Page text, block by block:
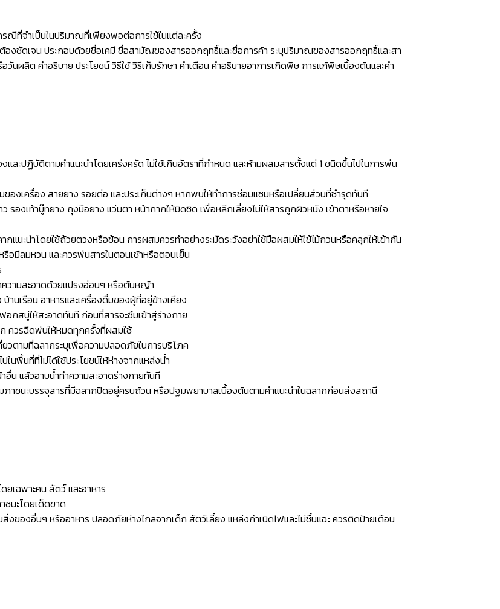
ที่จำเป็นในปริมาณที่เพียงพอต่อการใช้ในแต่ละครั้ง
งชัดเจน ประกอบด้วยชื่อเคมี ชื่อสามัญของสารออกฤทธิ์และชื่อการค้า ระบุปริมาณของสารออกฤทธิ์และสา
ผลิต คำอธิบาย ประโยชน์ วิธีใช้ วิธีเก็บรักษา คำเตือน คำอธิบายอาการเกิดพิษ การแก้พิษเบื้องต้นและคำ
และปฏิบัติตามคำแนะนำโดยเคร่งครัด ไม่ใช้เกินอัตราที่กำหนด และห้ามผสมสารตั้งแต่ 1 ชนิดขึ้นไปในการพ่น
งเครื่อง สายยาง รอยต่อ และประเก็นต่างๆ หากพบให้ทำการซ่อมแซมหรือเปลี่ยนส่วนที่ชำรุดทันที
รองเท้าบู๊ทยาง ถุงมือยาง แว่นตา หน้ากากให้มิดชิด เพื่อหลีกเลี่ยงไม่ให้สารถูกผิวหนัง เข้าตาหรือหายใจ
นะนำโดยใช้ถ้วยตวงหรือช้อน การผสมควรทำอย่างระมัดระวังอย่าใช้มือผสมให้ใช้ไม้กวนหรือคลุกให้เข้ากัน
มีลมหวน และควรพ่นสารในตอนเช้าหรือตอนเย็น
วามสะอาดด้วยแปรงอ่อนๆ หรือต้นหญ้า
านเรือน อาหารและเครื่องดื่มของผู้ที่อยู่ข้างเคียง
กสบู่ให้สะอาดทันที ก่อนที่สารจะซึมเข้าสู่ร่างกาย
ก ควรฉีดพ่นให้หมดทุกครั้งที่ผสมใช้
วตามที่ฉลากระบุเพื่อความปลอดภัยในการบริโภค
นพื้นที่ที่ไม่ได้ใช้ประโยชน์ให้ห่างจากแหล่งน้ำ
น แล้วอาบน้ำทำความสะอาดร่างกายทันที
าชนะบรรจุสารที่มีฉลากปิดอยู่ครบถ้วน หรือปฐมพยาบาลเบื้องต้นตามคำแนะนำในฉลากก่อนส่งสถานี
เฉพาะคน สัตว์ และอาหาร
ชนะโดยเด็ดขาด
งของอื่นๆ หรืออาหาร ปลอดภัยห่างไกลจากเด็ก สัตว์เลี้ยง แหล่งกำเนิดไฟและไม่ชื้นแฉะ ควรติดป้ายเตือน